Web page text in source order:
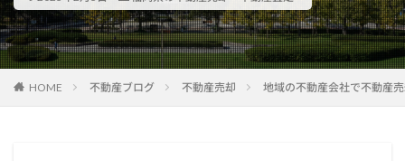
HOME 不動産ブログ 不動産売却 地域の不動産会社で不動産